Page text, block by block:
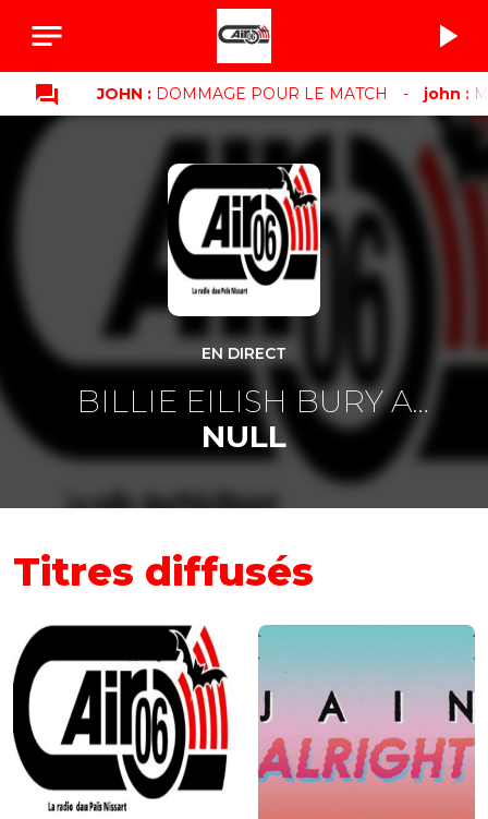
EN DIRECT
BILLIE EILISH BURY A
FRIEND LYRICS
ZQTL63IBYOK
NULL
Titres diffusés
notes play_arrow
question_answer JOHN :DOMMAGE POUR LE MATCH-john :